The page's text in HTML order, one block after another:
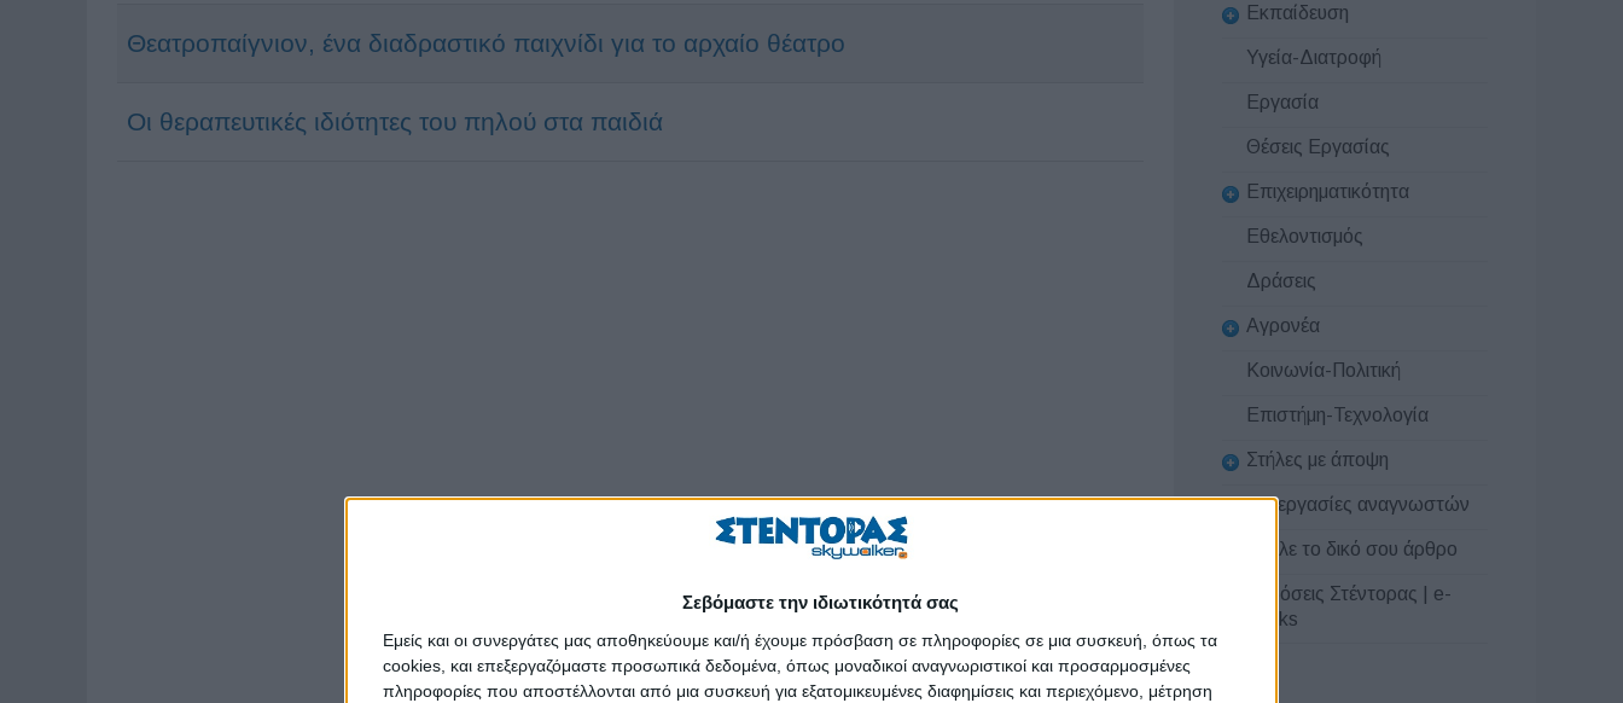
Σεβόμαστε την ιδιωτικότητά σας
Εμείς και οι συνεργάτες μας αποθηκεύουμε και/ή έχουμε πρόσβαση σε πληροφορίες σε μια συσκευή, όπως τα
cookies, και επεξεργαζόμαστε προσωπικά δεδομένα, όπως μοναδικοί αναγνωριστικοί και προσαρμοσμένες
πληροφορίες που αποστέλλονται από μια συσκευή για εξατομικευμένες διαφημίσεις και περιεχόμενο, μέτρηση
Θεατροπαίγνιον, ένα διαδραστικό παιχνίδι για το αρχαίο θέατρο
Οι θεραπευτικές ιδιότητες του πηλού στα παιδιά
Εκπαίδευση
Υγεία-Διατροφή
Εργασία
Θέσεις Εργασίας
Επιχειρηματικότητα
Εθελοντισμός
Δράσεις
Αγρονέα
Κοινωνία-Πολιτική
Επιστήμη-Τεχνολογία
Στήλες με άποψη
Συνεργασίες αναγνωστών
Στείλε το δικό σου άρθρο
Εκδόσεις Στέντορας | e-
books